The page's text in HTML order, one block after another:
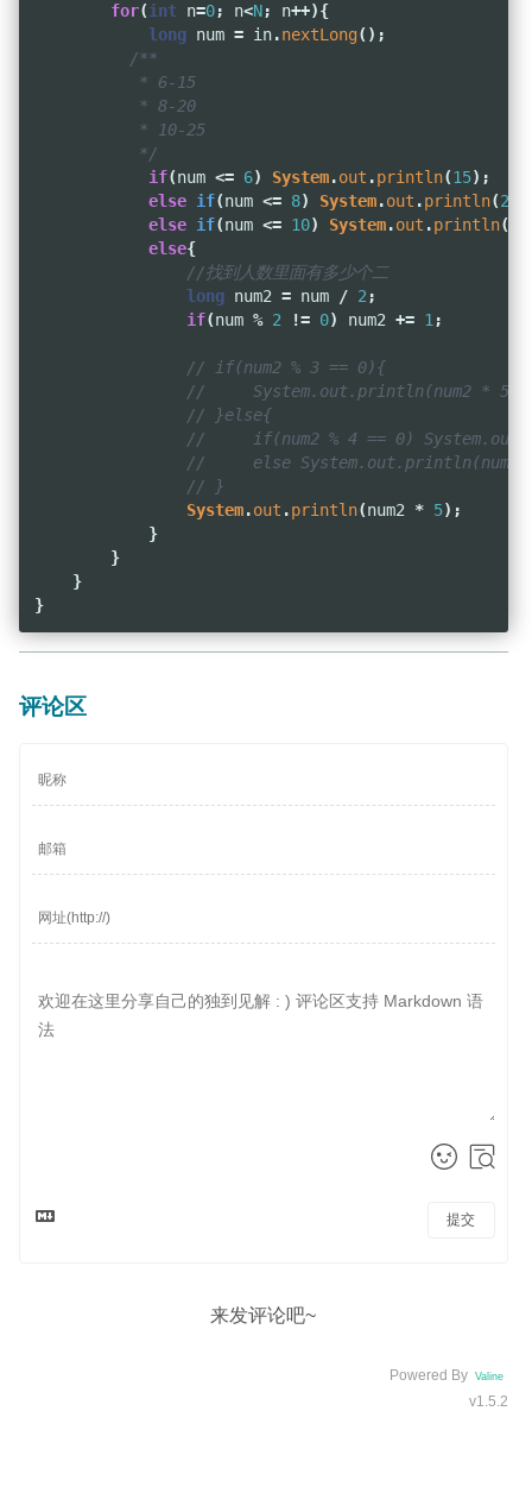
for(int n=0; n<N; n++){
long num = in.nextLong();
/**
           * 6-15
           * 8-20
           * 10-25
           */
if(num <= 6) System.out .println(15);
else if(num <= 8) System.out .println(20
else if(num <= 10) System.out .println(
else{
//找到人数里面有多少个二
long num2 = num / 2;
if(num % 2 != 0) num2 += 1;
// if(num2 % 3 == 0){
//     System.out.println(num2 * 5);
// }else{
//     if(num2 % 4 == 0)
//     else System.out.println(num2
// }
System.out .println(num2 * 5);
}
}
}
}
评论区
提交
来发评论吧~
Powered By Valine
v1.5.2